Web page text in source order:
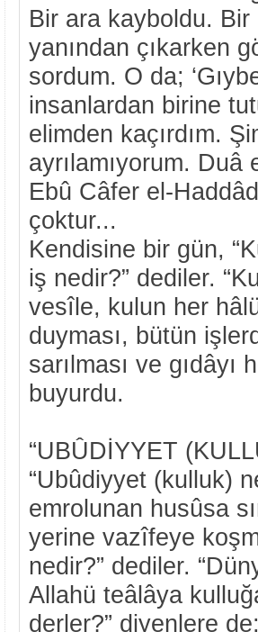
Bir ara kayboldu.
yanından çıkarken
sordum. O da;
insanlardan birine
elimden kaçırdım.
ayrılamıyorum. Duâ
Ebû Câfer el-
çoktur...
Kendisine bir gün,
iş nedir?” dediler.
vesîle, kulun her
duyması, bütün
sarılması ve
buyurdu.
“UBÛDİYYET
“Ubûdiyyet (kulluk)
emrolunan husûsa
yerine vazîfeye
nedir?” dediler.
Allahü teâlâya
derler?” diyenlere